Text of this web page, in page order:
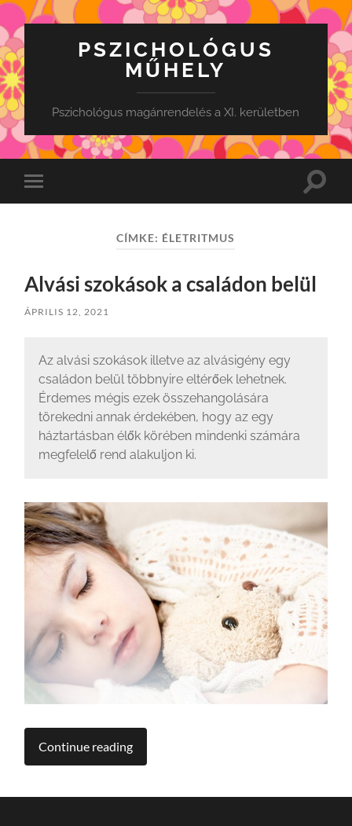
PSZICHOLÓGUS
MŰHELY
Pszichológus magánrendelés a XI. kerületben
Toggle
mobile
Toggle
CÍMKE: ÉLETRITMUS
Alvási szokások a családon belül
ÁPRILIS 12, 2021
Az alvási szokások illetve az alvásigény egy
családon belül többnyire eltérőek lehetnek.
Érdemes mégis ezek összehangolására
törekedni annak érdekében, hogy az egy
háztartásban élők körében mindenki számára
megfelelő rend alakuljon ki.
Continue reading